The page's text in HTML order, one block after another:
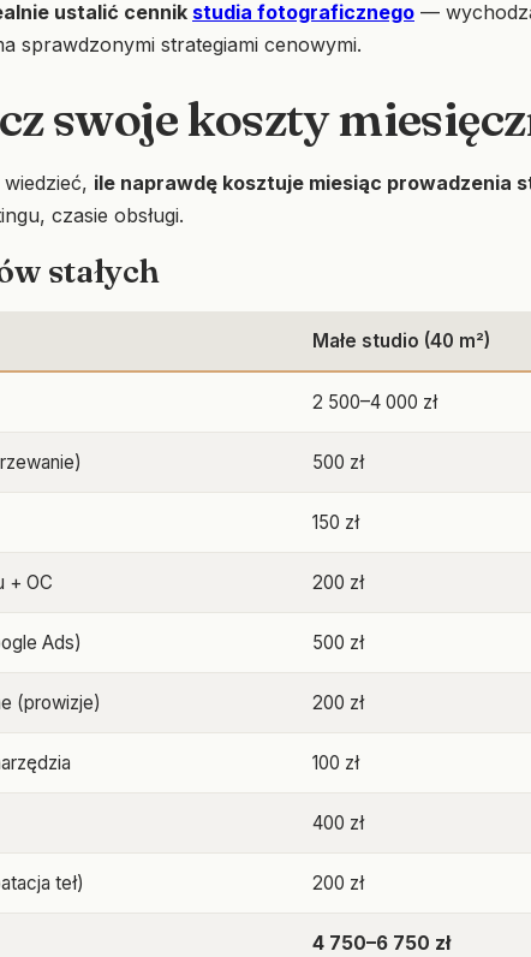
ustalić cennik studia fotograficznego —
sprawdzonymi strategiami cenowymi.
swoje koszty
ile naprawdę kosztuje miesiąc prowadzenia
czasie obsługi.
stałych
Małe studio (40 m²)
2 500–4 000 zł
500 zł
150 zł
+ OC 200 zł
Ads) 500 zł
(prowizje) 200 zł
100 zł
400 zł
teł) 200 zł
4 750–6 750 zł